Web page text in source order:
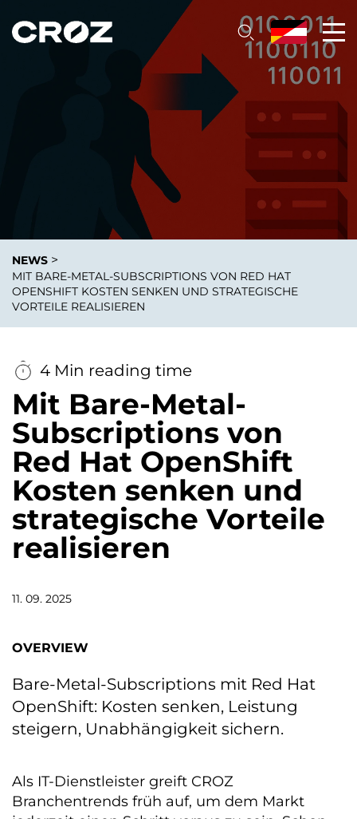
NEWS >
MIT BARE-METAL-SUBSCRIPTIONS VON RED HAT
OPENSHIFT KOSTEN SENKEN UND STRATEGISCHE
VORTEILE REALISIEREN
4 Min reading time
Mit Bare-Metal-
Subscriptions von
Red Hat OpenShift
Kosten senken und
strategische Vorteile
realisieren
11. 09. 2025
OVERVIEW
Bare-Metal-Subscriptions mit Red Hat
OpenShift: Kosten senken, Leistung
steigern, Unabhängigkeit sichern.
Als IT-Dienstleister greift CROZ
Branchentrends früh auf, um dem Markt